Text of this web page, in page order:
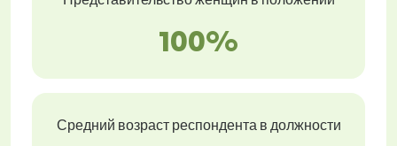
100%
Средний возраст респондента в должности